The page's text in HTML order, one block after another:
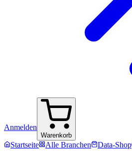
Anmelden
Warenkorb
Startseite Alle Branchen Data-Shop